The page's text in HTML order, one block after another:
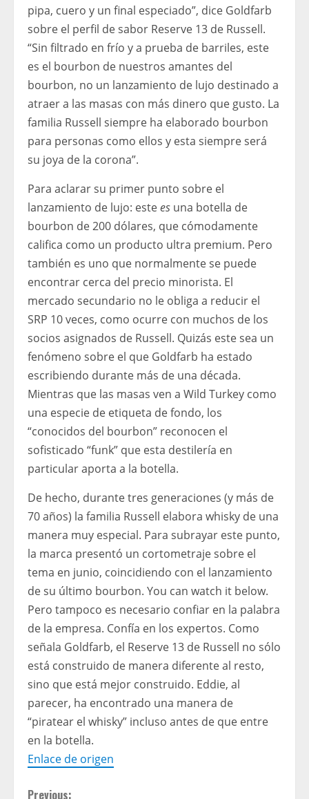
pipa, cuero y un final especiado”, dice Goldfarb
sobre el perfil de sabor Reserve 13 de Russell.
“Sin filtrado en frío y a prueba de barriles, este
es el bourbon de nuestros amantes del
bourbon, no un lanzamiento de lujo destinado a
atraer a las masas con más dinero que gusto. La
familia Russell siempre ha elaborado bourbon
para personas como ellos y esta siempre será
su joya de la corona”.
Para aclarar su primer punto sobre el
lanzamiento de lujo: estees una botella de
bourbon de 200 dólares, que cómodamente
califica como un producto ultra premium. Pero
también es uno que normalmente se puede
encontrar cerca del precio minorista. El
mercado secundario no le obliga a reducir el
SRP 10 veces, como ocurre con muchos de los
socios asignados de Russell. Quizás este sea un
fenómeno sobre el que Goldfarb ha estado
escribiendo durante más de una década.
Mientras que las masas ven a Wild Turkey como
una especie de etiqueta de fondo, los
“conocidos del bourbon” reconocen el
sofisticado “funk” que esta destilería en
particular aporta a la botella.
De hecho, durante tres generaciones (y más de
70 años) la familia Russell elabora whisky de una
manera muy especial. Para subrayar este punto,
la marca presentó un cortometraje sobre el
tema en junio, coincidiendo con el lanzamiento
de su último bourbon. You can watch it below.
Pero tampoco es necesario confiar en la palabra
de la empresa. Confía en los expertos. Como
señala Goldfarb, el Reserve 13 de Russell no sólo
está construido de manera diferente al resto,
sino que está mejor construido. Eddie, al
parecer, ha encontrado una manera de
“piratear el whisky” incluso antes de que entre
en la botella.
Enlace de origen
Previous: